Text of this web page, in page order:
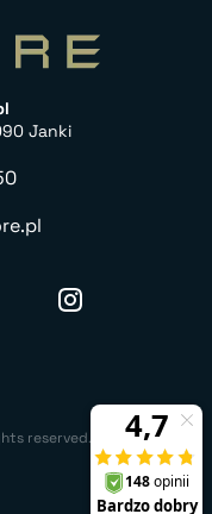
Janki
reserved.